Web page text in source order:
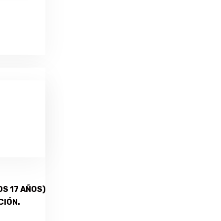
17 AÑOS)